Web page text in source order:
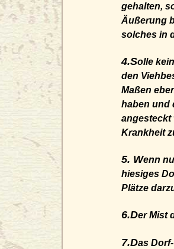
gehalten,
Äußerung
solches in
4.Solle
den
Maßen
haben und
angesteckt
Krankheit
5. Wenn
hiesiges
Plätze
6.Der Mist
7.Das